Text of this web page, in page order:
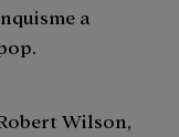
a
Wilson,